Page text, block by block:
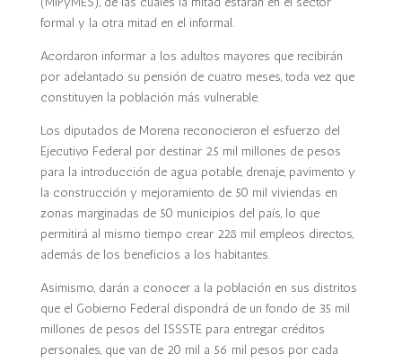
formal y la otra mitad en el informal.
Acordaron informar a los adultos mayores que recibirán
por adelantado su pensión de cuatro meses, toda vez que
constituyen la población más vulnerable.
Los diputados de Morena reconocieron el esfuerzo del
Ejecutivo Federal por destinar 25 mil millones de pesos
para la introducción de agua potable, drenaje, pavimento y
la construcción y mejoramiento de 50 mil viviendas en
zonas marginadas de 50 municipios del país, lo que
permitirá al mismo tiempo crear 228 mil empleos directos,
además de los beneficios a los habitantes.
Asimismo, darán a conocer a la población en sus distritos
que el Gobierno Federal dispondrá de un fondo de 35 mil
millones de pesos del ISSSTE para entregar créditos
personales, que van de 20 mil a 56 mil pesos por cada